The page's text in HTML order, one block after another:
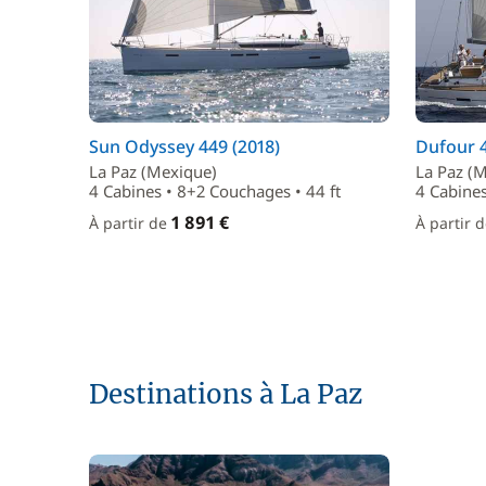
Sun Odyssey 449 (2018)
La Paz (Mexique)
4 Cabines • 8+2 Couchages • 44 ft
À partir de 1 891 €
Dufour
La Paz
4
À partir
Destinations à La Paz